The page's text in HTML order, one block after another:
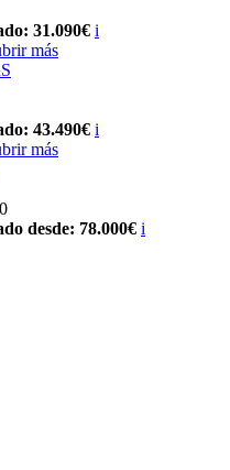
31.090€ i
más
43.490€ i
más
desde: 78.000€ i